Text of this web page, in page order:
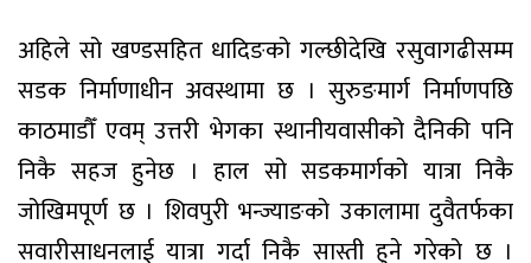
अहिले सो खण्डसहित धादिङको गल्छीदेखि रसुवागढीसम्म
सडक निर्माणाधीन अवस्थामा छ । सुरुङमार्ग निर्माणपछि
काठमाडौँ एवम् उत्तरी भेगका स्थानीयवासीको दैनिकी पनि
निकै सहज हुनेछ । हाल सो सडकमार्गको यात्रा निकै
जोखिमपूर्ण छ । शिवपुरी भन्ज्याङको उकालामा दुवैतर्फका
सवारीसाधनलाई यात्रा गर्दा निकै सास्ती हुने गरेको छ ।